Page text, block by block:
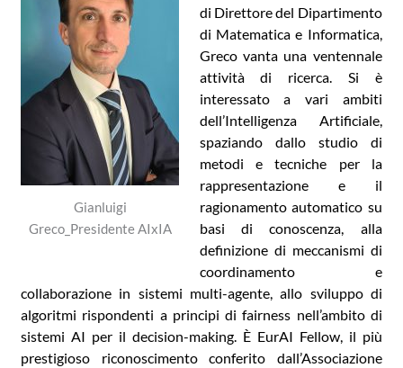
Gianluigi
Greco_Presidente AIxIA
di Direttore del Dipartimento
di Matematica e Informatica,
Greco vanta una ventennale
attività di ricerca. Si è
interessato a vari ambiti
dell’Intelligenza Artificiale,
spaziando dallo studio di
metodi e tecniche per la
rappresentazione e il
ragionamento automatico su
basi di conoscenza, alla
definizione di meccanismi di
coordinamento e
collaborazione in sistemi multi-agente, allo sviluppo di
algoritmi rispondenti a principi di fairness nell’ambito di
sistemi AI per il decision-making. È EurAI Fellow, il più
prestigioso riconoscimento conferito dall’Associazione